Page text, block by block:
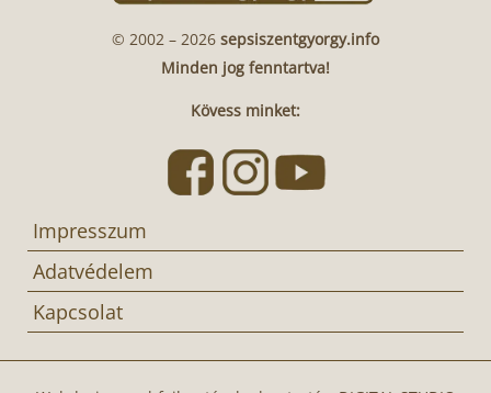
© 2002 – 2026 sepsiszentgyorgy.info
Minden jog fenntartva!
Kövess minket:
Impresszum
Adatvédelem
Kapcsolat